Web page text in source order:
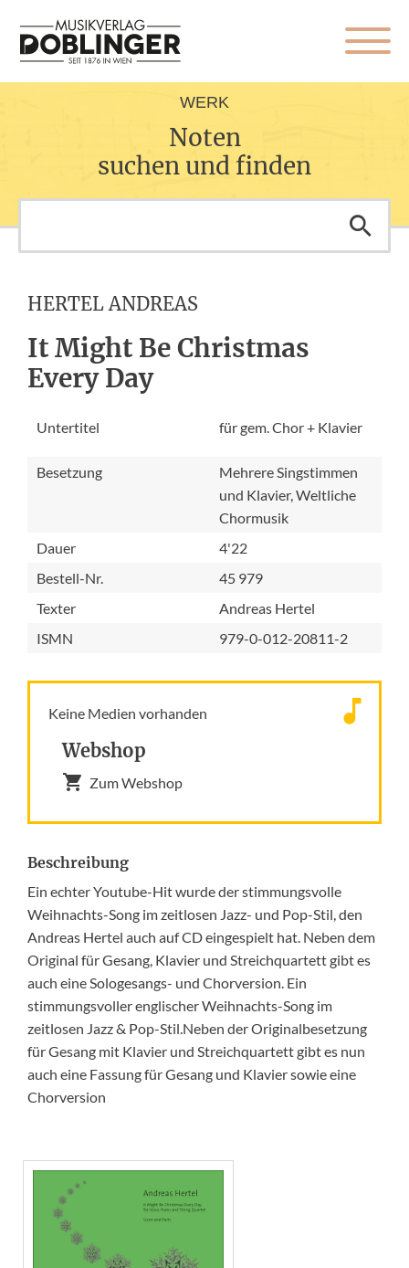
WERK
Noten
suchen und finden
HERTEL ANDREAS
It Might Be Christmas
Every Day
Untertitel für gem. Chor + Klavier
Besetzung
Mehrere Singstimmen
und Klavier, Weltliche
Chormusik
Dauer
4'22
Bestell-Nr.
45 979
Texter
Andreas Hertel
ISMN
979-0-012-20811-2
Keine Medien vorhanden
Webshop
Zum Webshop
Beschreibung
Ein echter Youtube-Hit wurde der stimmungsvolle
Weihnachts-Song im zeitlosen Jazz- und Pop-Stil, den
Andreas Hertel auch auf CD eingespielt hat. Neben dem
Original für Gesang, Klavier und Streichquartett gibt es
auch eine Sologesangs- und Chorversion. Ein
stimmungsvoller englischer Weihnachts-Song im
zeitlosen Jazz & Pop-Stil.Neben der Originalbesetzung
für Gesang mit Klavier und Streichquartett gibt es nun
auch eine Fassung für Gesang und Klavier sowie eine
Chorversion